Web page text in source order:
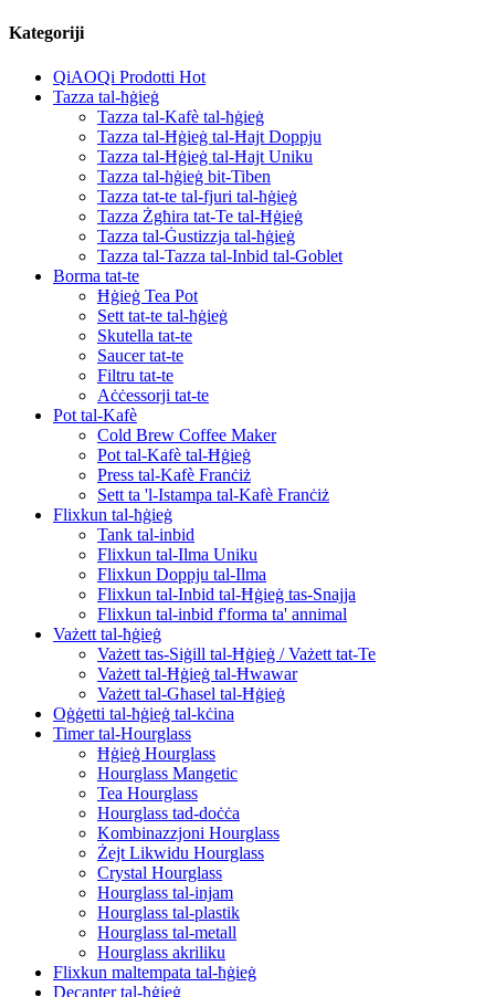
Kategoriji
QiAOQi Prodotti Hot
Tazza tal-ħġieġ
Tazza tal-Kafè tal-ħġieġ
Tazza tal-Ħġieġ tal-Ħajt Doppju
Tazza tal-Ħġieġ tal-Ħajt Uniku
Tazza tal-ħġieġ bit-Tiben
Tazza tat-te tal-fjuri tal-ħġieġ
Tazza Żgħira tat-Te tal-Ħġieġ
Tazza tal-Ġustizzja tal-ħġieġ
Tazza tal-Tazza tal-Inbid tal-Goblet
Borma tat-te
Ħġieġ Tea Pot
Sett tat-te tal-ħġieġ
Skutella tat-te
Saucer tat-te
Filtru tat-te
Aċċessorji tat-te
Pot tal-Kafè
Cold Brew Coffee Maker
Pot tal-Kafè tal-Ħġieġ
Press tal-Kafè Franċiż
Sett ta 'l-Istampa tal-Kafè Franċiż
Flixkun tal-ħġieġ
Tank tal-inbid
Flixkun tal-Ilma Uniku
Flixkun Doppju tal-Ilma
Flixkun tal-Inbid tal-Ħġieġ tas-Snajja
Flixkun tal-inbid f'forma ta' annimal
Vażett tal-ħġieġ
Vażett tas-Siġill tal-Ħġieġ / Vażett tat-Te
Vażett tal-Ħġieġ tal-Ħwawar
Vażett tal-Għasel tal-Ħġieġ
Oġġetti tal-ħġieġ tal-kċina
Timer tal-Hourglass
Ħġieġ Hourglass
Hourglass Mangetic
Tea Hourglass
Hourglass tad-doċċa
Kombinazzjoni Hourglass
Żejt Likwidu Hourglass
Crystal Hourglass
Hourglass tal-injam
Hourglass tal-plastik
Hourglass tal-metall
Hourglass akriliku
Flixkun maltempata tal-ħġieġ
Decanter tal-ħġieġ